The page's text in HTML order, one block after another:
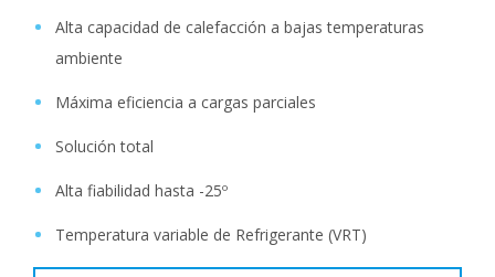
Alta capacidad de calefacción a bajas temperaturas
ambiente
Máxima eficiencia a cargas parciales
Solución total
Alta fiabilidad hasta -25º
Temperatura variable de Refrigerante (VRT)